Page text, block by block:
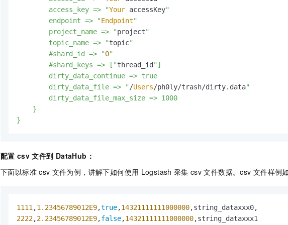
        access_key => "
Your accessKey"
        endpoint => "
Endpoint"
        project_name => "
project"
        topic_name => "
topic"
        #shard_id => "
0"
        #shard_keys => ["
thread_id"]
        dirty_data_continue => true
        dirty_data_file => "
/Users/ph0ly/trash/dirty. data"
        dirty_data_file_max_size => 1000
    }
}
配置 csv 文件到 DataHub：
下面以标准 csv 文件为例，讲解下如何使用 Logstash 采集 csv 文件数据。csv 文件样例
1111 ,1.23456789012E9,true,14321111111000000
2222,2.23456789012E9,false,14321111111000000,string_dataxxx1